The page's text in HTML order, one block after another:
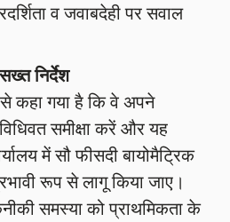
व जवाबदेही पर सवाल
निर्देश
से कहा गया है कि वे अपने
समीक्षा करें और यह
में सौ फीसदी बायोमैट्रिक
रूप से लागू किया जाए।
समस्या को प्राथमिकता के